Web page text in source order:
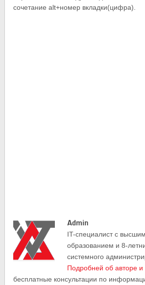
сочетание alt+номер вкладки(цифра).
Admin
IT-cпециалист с
образованием и 8-
системного
Подробней об авторе и
бесплатные консультации по